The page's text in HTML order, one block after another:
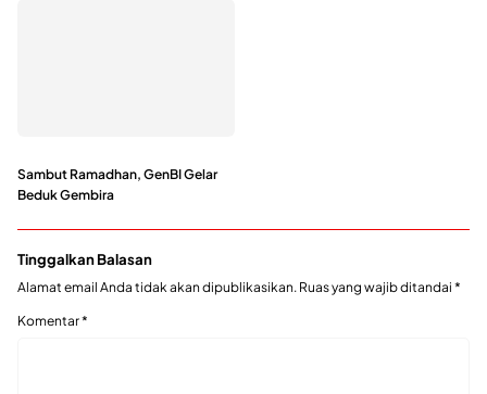
Sambut Ramadhan, GenBI Gelar
Beduk Gembira
Tinggalkan Balasan
Alamat email Anda tidak akan dipublikasikan. Ruas yang wajib ditandai *
Komentar*